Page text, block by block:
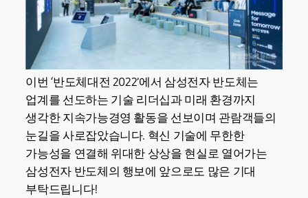
이번 ‘반도체대전 2022’에서 삼성전자 반도체는
업계를 선도하는 기술 리더십과 미래 환경까지
생각한 지속가능경영 활동을 선보이며 관람객들의
눈길을 사로잡았습니다. 혁신 기술에 무한한
가능성을 연결해 위대한 상상을 현실로 열어가는
삼성전자 반도체의 행보에 앞으로도 많은 기대
부탁드립니다!